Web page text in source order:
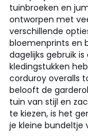
tuinbroeken en
ontworpen met
verschillende
bloemenprints en
dagelijks gebruik
kledingstukken
corduroy overalls
belooft de
tuin van stijl en
te kiezen, is het
je kleine bundeltje